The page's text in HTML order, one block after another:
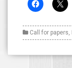
Call for papers,